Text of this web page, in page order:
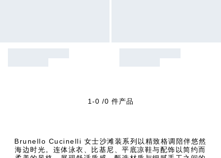
1-0 /0 件产品
Brunello Cucinelli 女士沙滩装系列以精致格调陪伴悠然
海边时光。连体泳衣、比基尼、平底凉鞋与配饰以简约而